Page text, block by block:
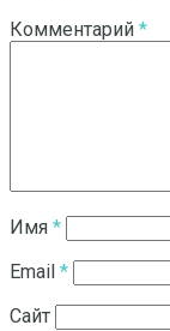
Комментарий *
Имя *
Email *
Сайт